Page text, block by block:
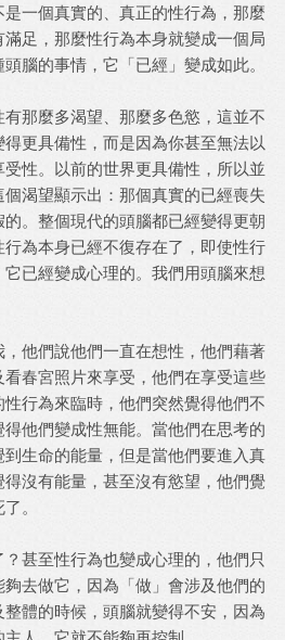
一個真實的、真正的性行為，那麼
足，那麼性行為本身就變成一個局
腦的事情，它「已經」變成如此。
那麼多渴望、那麼多色慾，這並不
更具備性，而是因為你甚至無法以
性。以前的世界更具備性，所以並
渴望顯示出：那個真實的已經喪失
。整個現代的頭腦都已經變得更朝
為本身已經不復存在了，即使性行
已經變成心理的。我們用頭腦來想
他們說他們一直在想性，他們藉著
春宮照片來享受，他們在享受這些
行為來臨時，他們突然覺得他們不
他們變成性無能。當他們在思考的
生命的能量，但是當他們要進入真
沒有能量，甚至沒有慾望，他們覺
。
至性行為也變成心理的，他們只
去做它，因為「做」會涉及他們的
體的時候，頭腦就變得不安，因為